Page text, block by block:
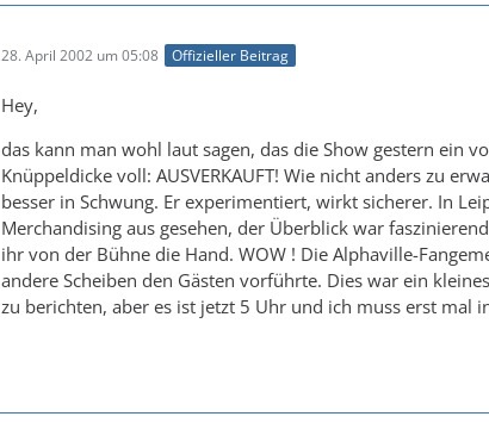
28. April 2002 um 05:08 Offizieller Beitrag
Hey,
das kann man wohl laut sagen, das die Show gestern ein
Knüppeldicke voll: AUSVERKAUFT! Wie nicht anders zu
besser in Schwung. Er experimentiert, wirkt sicherer. In
Merchandising aus gesehen, der Überblick war
ihr von der Bühne die Hand. WOW ! Die Alphaville-
andere Scheiben den Gästen vorführte. Dies war ein
zu berichten, aber es ist jetzt 5 Uhr und ich muss erst mal